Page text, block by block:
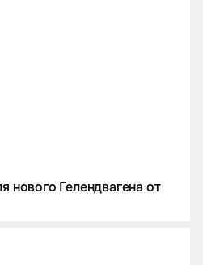
нового Гелендвагена от